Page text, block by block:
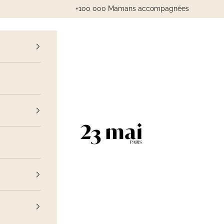
+100 000 Mamans accompagnées
23 Mai Paris